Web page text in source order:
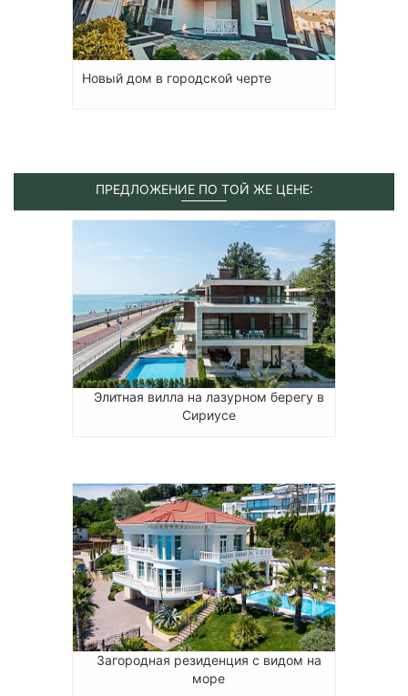
Новый дом в городской черте
ПРЕДЛОЖЕНИЕ ПО ТОЙ ЖЕ ЦЕНЕ:
Элитная вилла на лазурном берегу в
Сириусе
Загородная резиденция с видом на
море